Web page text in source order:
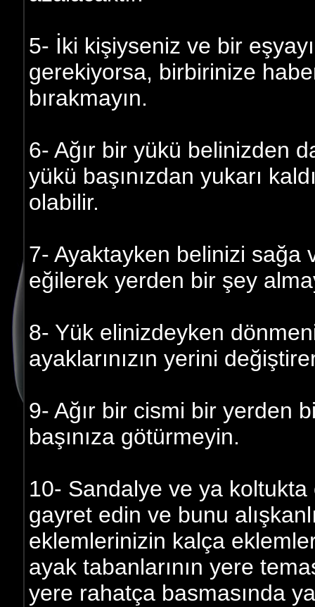
5- İki kişiyseniz ve bir
gerekiyorsa, birbirinize
bırakmayın.
6- Ağır bir yükü belinizden
yükü başınızdan yukarı
olabilir.
7- Ayaktayken belinizi sağa
eğilerek yerden bir şey
8- Yük elinizdeyken
ayaklarınızın yerini
9- Ağır bir cismi bir yerden
başınıza götürmeyin.
10- Sandalye ve ya
gayret edin ve bunu
eklemlerinizin kalça
ayak tabanlarının yere
yere rahatça basmasında